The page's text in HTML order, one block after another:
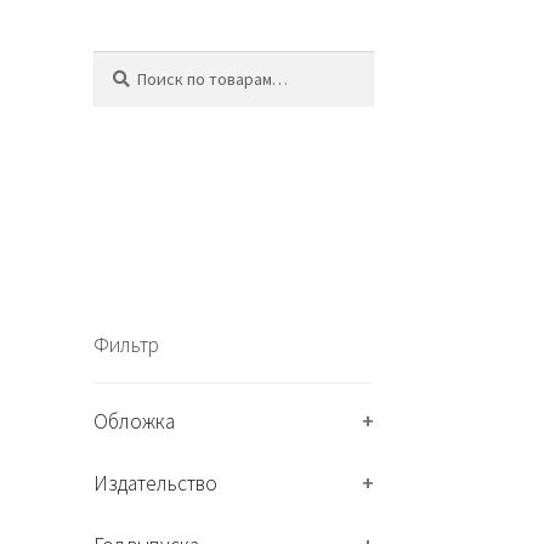
Фильтр
Обложка +
Издательство +